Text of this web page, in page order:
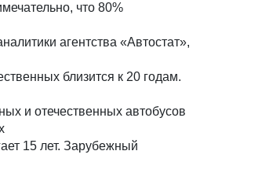
что 80%
агентства «Автостат»,
близится к 20 годам.
и отечественных автобусов
15 лет. Зарубежный